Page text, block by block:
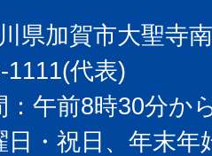
県加賀市大聖寺
1111(代表)
：午前8時30分か
日・祝日、年末